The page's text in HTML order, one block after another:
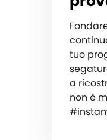
tuo
a
non è